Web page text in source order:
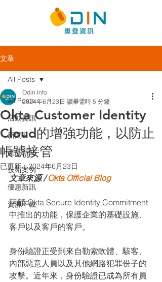
文章
All Posts
活動資訊
新聞室
產品新知
技術案例
優惠新訊
資源下載
All Posts
Okta Customer Identity
Cloud的增強功能，以防止
帳號接管
Odin Info
2024年6月23日 讀畢需時 5 分鐘
已更新：2024年6月23日
文章來源 / Okta Official Blog
回顧 Okta Secure Identity Commitment
中推出的功能，保護企業的基礎設施、
客戶以及客戶的客戶。
身份驗證正受到來自勒索軟體、駭客、
內部惡意人員以及其他網路犯罪份子的
攻擊。近年來，身份驗證已成為所有員